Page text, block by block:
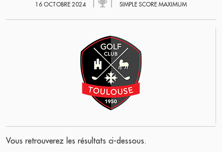
16 OCTOBRE 2024 SIMPLE SCORE MAXIMUM
Vous retrouverez les résultats ci-dessous.